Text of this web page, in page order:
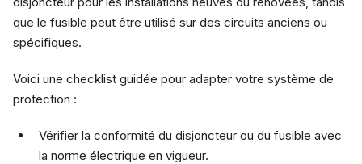
que le fusible peut être utilisé sur des circuits anciens ou
spécifiques.
Voici une checklist guidée pour adapter votre système de
protection :
Vérifier la conformité du disjoncteur ou du fusible avec
la norme électrique en vigueur.